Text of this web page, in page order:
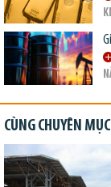
CÙNG CHUYÊN MỤC